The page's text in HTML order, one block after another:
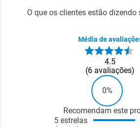
O que os clientes estão dizendo
Média de
4.5
6 avaliações
0%
Recomendam este
5 estrelas